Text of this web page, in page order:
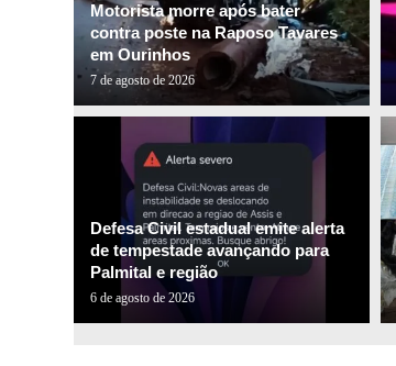
Motorista morre após bater
contra poste na Raposo Tavares
em Ourinhos
7 de agosto de 2026
Defesa Civil estadual emite alerta
de tempestade avançando para
Palmital e região
6 de agosto de 2026